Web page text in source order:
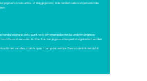
gegevens (zoals adres- of inloggegevens) in de handen vallen van personen die
handig, belangrijk zelfs. Want het is een enge gedachte dat anderen dingen op
of sensoren in zitten. Dan kan je gewoon bespied of afgeluisterd worden
ik niet van alles, zoals ik op m’n computer wel doe. Daarom denk ik niet dat ik